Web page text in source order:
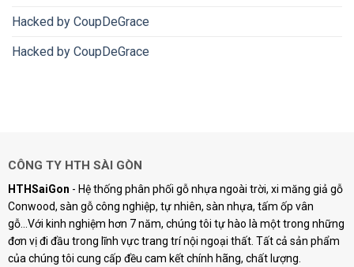
Hacked by CoupDeGrace
Hacked by CoupDeGrace
CÔNG TY HTH SÀI GÒN
HTHSaiGon - Hệ thống phân phối gỗ nhựa ngoài trời, xi măng giả gỗ
Conwood, sàn gỗ công nghiệp, tự nhiên, sàn nhựa, tấm ốp vân
gỗ...Với kinh nghiệm hơn 7 năm, chúng tôi tự hào là một trong những
đơn vị đi đầu trong lĩnh vực trang trí nội ngoại thất. Tất cả sản phẩm
của chúng tôi cung cấp đều cam kết chính hãng, chất lượng.